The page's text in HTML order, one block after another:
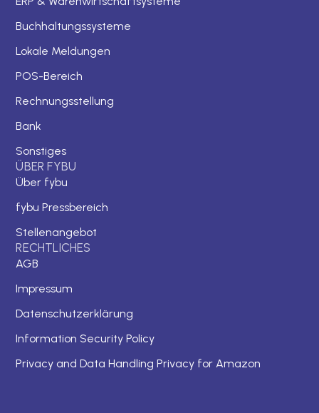
Buchhaltungssysteme
Lokale Meldungen
POS-Bereich
Rechnungsstellung
Bank
Sonstiges
ÜBER FYBU
Über fybu
fybu Pressbereich
Stellenangebot
RECHTLICHES
AGB
Impressum
Datenschutzerklärung
Information Security Policy
Privacy and Data Handling Privacy for Amazon